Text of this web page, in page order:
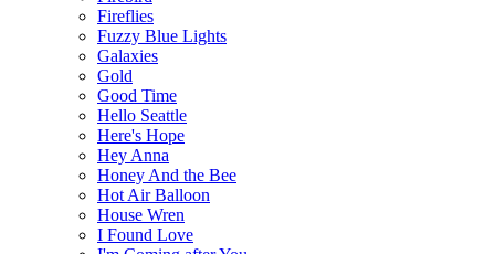
Fireflies
Fuzzy Blue Lights
Galaxies
Gold
Good Time
Hello Seattle
Here's Hope
Hey Anna
Honey And the Bee
Hot Air Balloon
House Wren
I Found Love